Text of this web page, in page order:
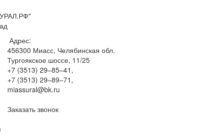
Адрес:
456300 Миасс, Челябинская обл.
Тургоякское шоссе, 11/25
+7 (3513) 29–85–41 ,
+7 (3513) 29–89–71 ,
miassural@bk.ru
Заказать звонок